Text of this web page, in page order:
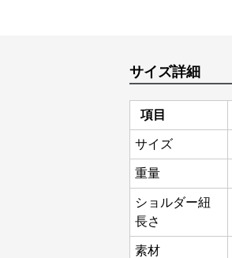
サイズ詳細
項目
サイズ
重量
ショルダー紐
長さ
素材